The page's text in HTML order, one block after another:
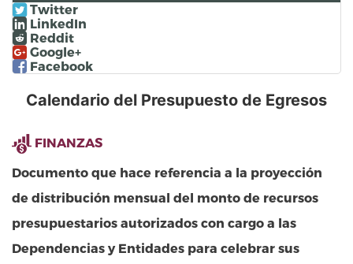
Twitter
LinkedIn
Reddit
Google+
Facebook
Calendario del Presupuesto de Egresos
FINANZAS
Documento que hace referencia a la proyección
de distribución mensual del monto de recursos
presupuestarios autorizados con cargo a las
Dependencias y Entidades para celebrar sus